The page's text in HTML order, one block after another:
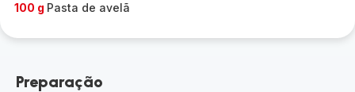
100 g Pasta de avelã
Preparação